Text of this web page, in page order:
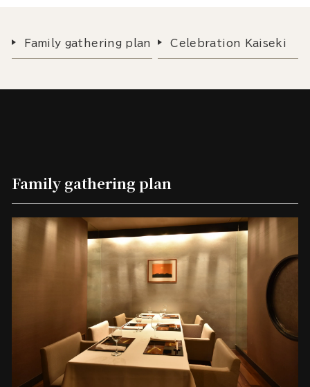
Family gathering plan Celebration Kaiseki
Family gathering plan